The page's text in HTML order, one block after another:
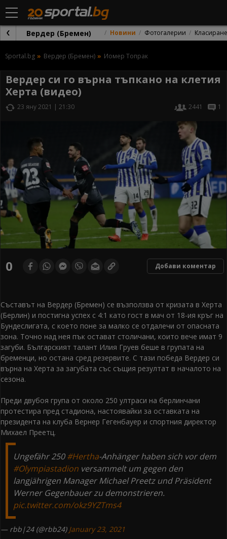
Вердер (Бремен) Новини Фотогалерии Класиране
Sportal.bg Вердер (Бремен) Йомер Топрак
Вердер си го върна тъпкано на клетия
Херта (видео)
23 яну 2021 | 21:30 2441 1
0 Добави коментар
Съставът на Вердер (Бремен) се възползва от кризата в Херта
(Берлин) и постигна успех с 4:1 като гост в мач от 18-ия кръг на
Бундеслигата, с което поне за малко се отдалечи от опасната
зона. Точно над нея пък остават столичани, които вече имат 9
загуби. Българският талант Илия Груев беше в групата на
бременци, но остана сред резервите. С тази победа Вердер си
върна на Херта за загубата със същия резултат в началото на
сезона.
Преди двубоя група от около 250 ултраси на берлинчани
протестира пред стадиона, настоявайки за оставката на
президента на клуба Вернер Гегенбауер и спортния директор
Михаел Преетц.
Ungefähr 250#Hertha-Anhänger haben sich vor dem
#Olympiastadion versammelt um gegen den
langjährigen Manager Michael Preetz und Präsident
Werner Gegenbauer zu demonstrieren.
pic.twitter.com/okz9YZTms4
— rbb|24 (@rbb24) January 23, 2021